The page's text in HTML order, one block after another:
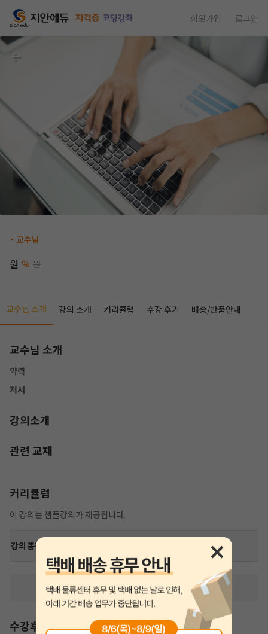
회원가입 로그인
시 수강일 3일 자동 연장!
· 교수님
원 % 원
교수님 소개 강의 소개 커리큘럼 수강 후기 배송/반품안내
교수님 소개
약력
저서
강의소개
관련 교재
커리큘럼
이 강의는 샘플강의가 제공됩니다.
강의 총강
커리큘럼 더 보기
수강후기